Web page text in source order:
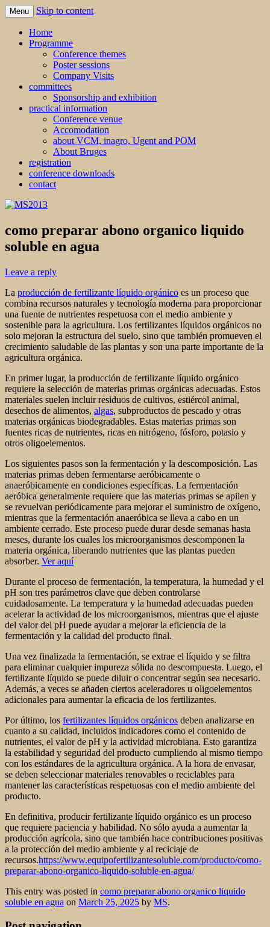
MS2013
Menu Skip to content
Home
Programme
Conference themes
Poster sessions
Company Visits
committees
Sponsorship and exhibition
practical information
Conference venue
Accomodation
about VCM, inagro, Ugent and POM
About Bruges
registration
conference downloads
contact
como preparar abono organico liquido
soluble en agua
Leave a reply
La producción de fertilizante líquido orgánico es un proceso que
combina recursos naturales y tecnología moderna para proporcionar
una fuente de nutrientes respetuosa con el medio ambiente y
sostenible para la agricultura. Los fertilizantes líquidos orgánicos no
solo mejoran la estructura del suelo, sino que también promueven el
crecimiento saludable de las plantas y son una parte importante de la
agricultura orgánica.
En primer lugar, la producción de fertilizante líquido orgánico
requiere la selección de materias primas orgánicas adecuadas. Estos
materiales suelen incluir residuos de cultivos, estiércol animal,
desechos de alimentos, algas, subproductos de pescado y otras
materias orgánicas biodegradables. Estas materias primas son
fuentes ricas de nutrientes, ricas en nitrógeno, fósforo, potasio y
otros oligoelementos.
Los siguientes pasos son la fermentación y la descomposición. Las
materias primas deben fermentarse aeróbicamente o
anaeróbicamente en condiciones específicas. La fermentación
aeróbica generalmente requiere que las materias primas se apilen y
se revuelvan periódicamente para mejorar el suministro de oxígeno,
mientras que la fermentación anaeróbica se lleva a cabo en un
ambiente cerrado. Este proceso puede durar desde semanas hasta
meses, durante los cuales los microorganismos descomponen la
materia orgánica, liberando nutrientes que las plantas pueden
absorber. Ver aquí
Durante el proceso de fermentación, la temperatura, la humedad y el
pH son tres parámetros clave que deben controlarse
cuidadosamente. La temperatura y la humedad adecuadas pueden
acelerar la actividad de los microorganismos, mientras que el ajuste
del valor del pH puede ayudar a mejorar la eficiencia de la
fermentación y la calidad del producto final.
Una vez finalizada la fermentación, se extrae el líquido y se filtra
para eliminar cualquier impureza sólida no descompuesta. Luego, el
fertilizante líquido se puede diluir o concentrar según sea necesario.
Además, a veces se añaden ciertos aceleradores u oligoelementos
adicionales para aumentar la eficacia de los fertilizantes.
Por último, los fertilizantes líquidos orgánicos deben analizarse en
cuanto a su calidad, incluidos indicadores como el contenido de
nutrientes, el valor de pH y la actividad microbiana. Esto garantiza
la estabilidad y seguridad del producto cumpliendo al mismo tiempo
con los estándares de la agricultura orgánica. A la hora de envasar,
se deben seleccionar materiales renovables o reciclables para
mantener las características respetuosas con el medio ambiente del
producto.
En definitiva, producir fertilizante líquido orgánico es un proceso
que requiere paciencia y habilidad. No sólo ayuda a aumentar la
producción agrícola, sino que también hace contribuciones positivas
a la protección del medio ambiente y al reciclaje de
recursos.https://www.equipofertilizantesoluble.com/producto/como-
preparar-abono-organico-liquido-soluble-en-agua/
This entry was posted in como preparar abono organico liquido
soluble en agua on March 25, 2025 by MS.